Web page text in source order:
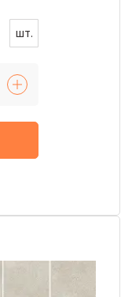
шт.